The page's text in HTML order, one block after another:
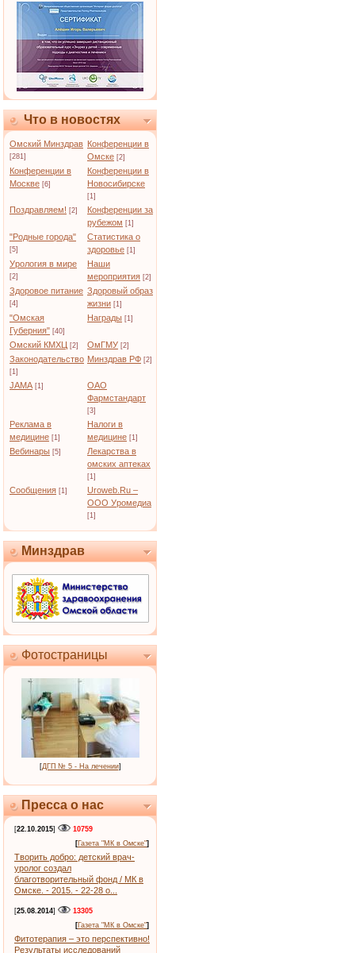
Что в новостях
Омский Минздрав
[281]
Конференции в
Омске [2]
Конференции в
Москве [6]
Конференции в
Новосибирске
[1]
Поздравляем! [2]
Конференции за
рубежом [1]
"Родные города"
[5]
Статистика о
здоровье [1]
Урология в мире
[2]
Наши
мероприятия [2]
Здоровое питание
[4]
Здоровый образ
жизни [1]
"Омская
Губерния" [40]
Награды [1]
Омский КМХЦ [2] ОмГМУ [2]
Законодательство
[1]
Минздрав РФ [2]
JAMA [1]
ОАО
Фармстандарт
[3]
Реклама в
медицине [1]
Налоги в
медицине [1]
Вебинары [5]
Лекарства в
омских аптеках
[1]
Сообщения [1]
Uroweb.Ru –
ООО Уромедиа
[1]
Минздрав
Фотостраницы
[ДГП № 5 - На лечении]
Пресса о нас
[22.10.2015]
10759
[Газета "МК в Омске"]
Творить добро: детский врач-
уролог создал
благотворительный фонд / МК в
Омске. - 2015. - 22-28 о...
[25.08.2014]
13305
[Газета "МК в Омске"]
Фитотерапия – это перспективно!
Результаты исследований